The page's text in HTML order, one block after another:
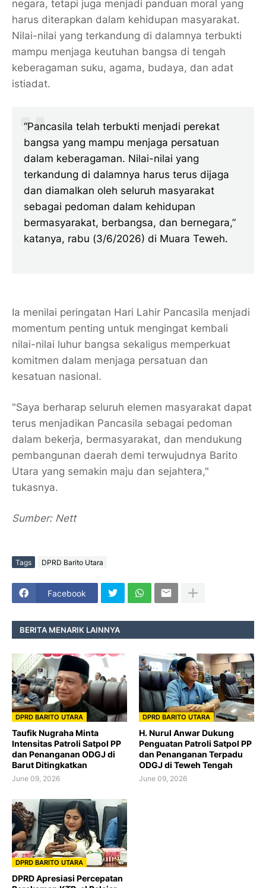
negara, tetapi juga menjadi panduan moral yang
harus diterapkan dalam kehidupan masyarakat.
Nilai-nilai yang terkandung di dalamnya terbukti
mampu menjaga keutuhan bangsa di tengah
keberagaman suku, agama, budaya, dan adat
istiadat.
“Pancasila telah terbukti menjadi perekat
bangsa yang mampu menjaga persatuan
dalam keberagaman. Nilai-nilai yang
terkandung di dalamnya harus terus dijaga
dan diamalkan oleh seluruh masyarakat
sebagai pedoman dalam kehidupan
bermasyarakat, berbangsa, dan bernegara,”
katanya, rabu (3/6/2026) di Muara Teweh.
Ia menilai peringatan Hari Lahir Pancasila menjadi
momentum penting untuk mengingat kembali
nilai-nilai luhur bangsa sekaligus memperkuat
komitmen dalam menjaga persatuan dan
kesatuan nasional.
"Saya berharap seluruh elemen masyarakat dapat
terus menjadikan Pancasila sebagai pedoman
dalam bekerja, bermasyarakat, dan mendukung
pembangunan daerah demi terwujudnya Barito
Utara yang semakin maju dan sejahtera,"
tukasnya.
Sumber: Nett
Tags DPRD Barito Utara
Facebook
BERITA MENARIK LAINNYA
DPRD BARITO UTARA
Taufik Nugraha Minta
Intensitas Patroli Satpol PP
dan Penanganan ODGJ di
Barut Ditingkatkan
June 09, 2026
DPRD BARITO UTARA
H. Nurul Anwar Dukung
Penguatan Patroli Satpol PP
dan Penanganan Terpadu
ODGJ di Teweh Tengah
June 09, 2026
DPRD BARITO UTARA
DPRD Apresiasi Percepatan